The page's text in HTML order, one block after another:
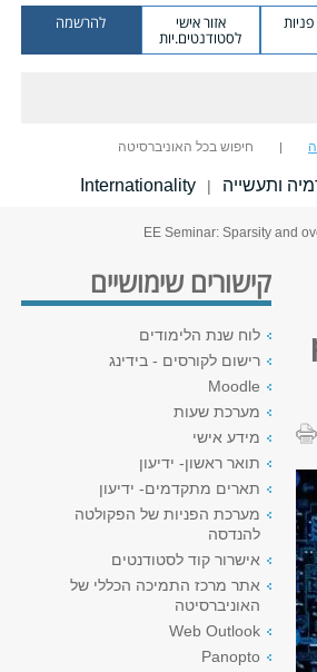
אזור אישי
לסטודנטים.יות
להרשמה
חיפוש בכל האוניברסיטה
ותעשייה |
Internationality
קישורים שימושיים
לוח שנת הלימודים
רישום לקורסים - בידינג
Moodle
מערכת שעות
מידע אישי
תואר ראשון- ידיעון
תארים מתקדמים- ידיעון
מערכת הפניות של הפקולטה
להנדסה
אישרור קוד לסטודנטים
אתר מרכז התמיכה הכללי של
האוניברסיטה
Web Outlook
Panopto